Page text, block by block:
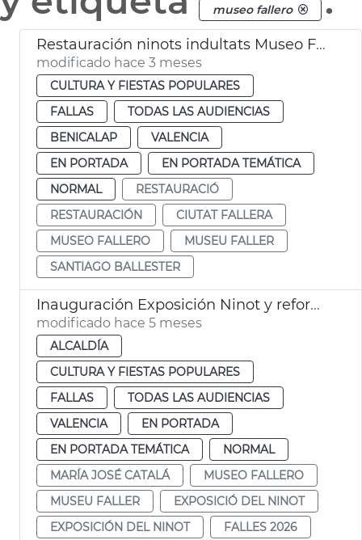
museo fallero
Restauración ninots indultats Museo Fallero València
modificado hace 3 meses
CULTURA Y FIESTAS POPULARES
FALLAS
TODAS LAS AUDIENCIAS
BENICALAP
VALENCIA
EN PORTADA
EN PORTADA TEMÁTICA
NORMAL
RESTAURACIÓ
RESTAURACIÓN
CIUTAT FALLERA
MUSEO FALLERO
MUSEU FALLER
SANTIAGO BALLESTER
Inauguración Exposición Ninot y reforma Museo del Ninot València
modificado hace 5 meses
ALCALDÍA
CULTURA Y FIESTAS POPULARES
FALLAS
TODAS LAS AUDIENCIAS
VALENCIA
EN PORTADA
EN PORTADA TEMÁTICA
NORMAL
MARÍA JOSÉ CATALÁ
MUSEO FALLERO
MUSEU FALLER
EXPOSICIÓ DEL NINOT
EXPOSICIÓN DEL NINOT
FALLES 2026